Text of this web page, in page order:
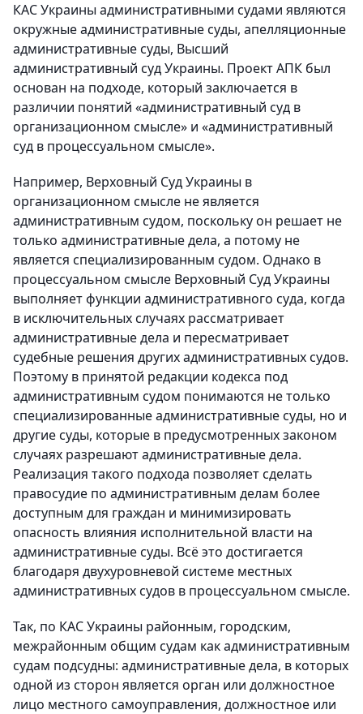
КАС Украины административными судами являются
окружные административные суды, апелляционные
административные суды, Высший
административный суд Украины. Проект АПК был
основан на подходе, который заключается в
различии понятий «административный суд в
организационном смысле» и «административный
суд в процессуальном смысле».
Например, Верховный Суд Украины в
организационном смысле не является
административным судом, поскольку он решает не
только административные дела, а потому не
является специализированным судом. Однако в
процессуальном смысле Верховный Суд Украины
выполняет функции административного суда, когда
в исключительных случаях рассматривает
административные дела и пересматривает
судебные решения других административных судов.
Поэтому в принятой редакции кодекса под
административным судом понимаются не только
специализированные административные суды, но и
другие суды, которые в предусмотренных законом
случаях разрешают административные дела.
Реализация такого подхода позволяет сделать
правосудие по административным делам более
доступным для граждан и минимизировать
опасность влияния исполнительной власти на
административные суды. Всё это достигается
благодаря двухуровневой системе местных
административных судов в процессуальном смысле.
Так, по КАС Украины районным, городским,
межрайонным общим судам как административным
судам подсудны: административные дела, в которых
одной из сторон является орган или должностное
лицо местного самоуправления, должностное или